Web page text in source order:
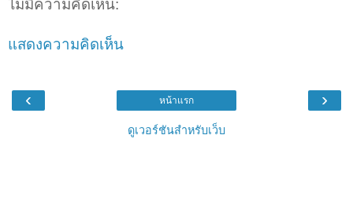
ไม่มีความคิดเห็น:
แสดงความคิดเห็น
‹ ›
หน้าแรก
ดูเวอร์ชันสำหรับเว็บ